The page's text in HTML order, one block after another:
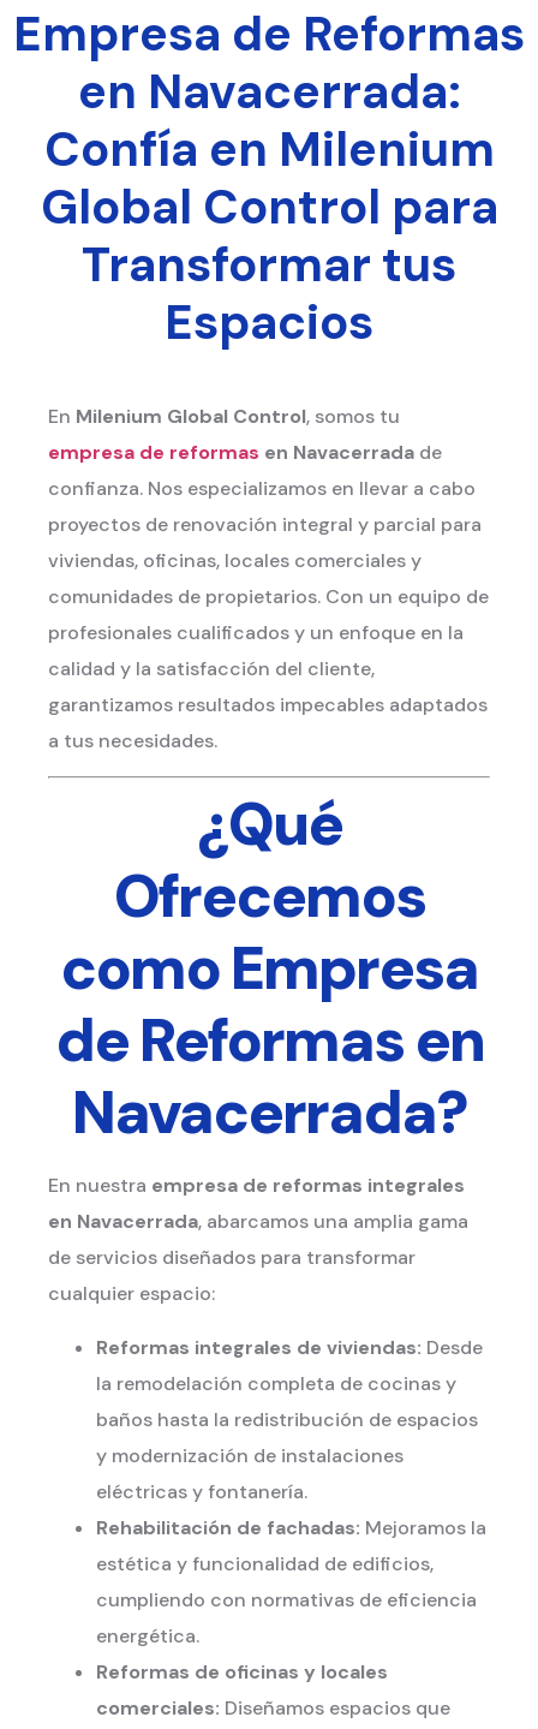
Empresa de Reformas
en Navacerrada:
Confía en Milenium
Global Control para
Transformar tus
Espacios
En Milenium Global Control, somos tu
empresa de reformas en Navacerrada de
confianza. Nos especializamos en llevar a cabo
proyectos de renovación integral y parcial para
viviendas, oficinas, locales comerciales y
comunidades de propietarios. Con un equipo de
profesionales cualificados y un enfoque en la
calidad y la satisfacción del cliente,
garantizamos resultados impecables adaptados
a tus necesidades.
¿Qué
Ofrecemos
como Empresa
de Reformas en
Navacerrada?
En nuestra empresa de reformas integrales
en Navacerrada, abarcamos una amplia gama
de servicios diseñados para transformar
cualquier espacio:
Reformas integrales de viviendas: Desde
la remodelación completa de cocinas y
baños hasta la redistribución de espacios
y modernización de instalaciones
eléctricas y fontanería.
Rehabilitación de fachadas: Mejoramos la
estética y funcionalidad de edificios,
cumpliendo con normativas de eficiencia
energética.
Reformas de oficinas y locales
comerciales: Diseñamos espacios que